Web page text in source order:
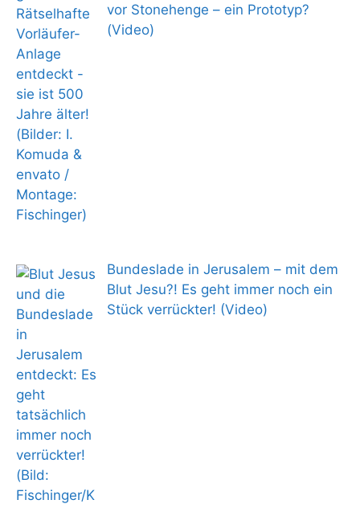
vor Stonehenge – ein Prototyp?
(Video)
Bundeslade in Jerusalem – mit dem
Blut Jesu?! Es geht immer noch ein
Stück verrückter! (Video)